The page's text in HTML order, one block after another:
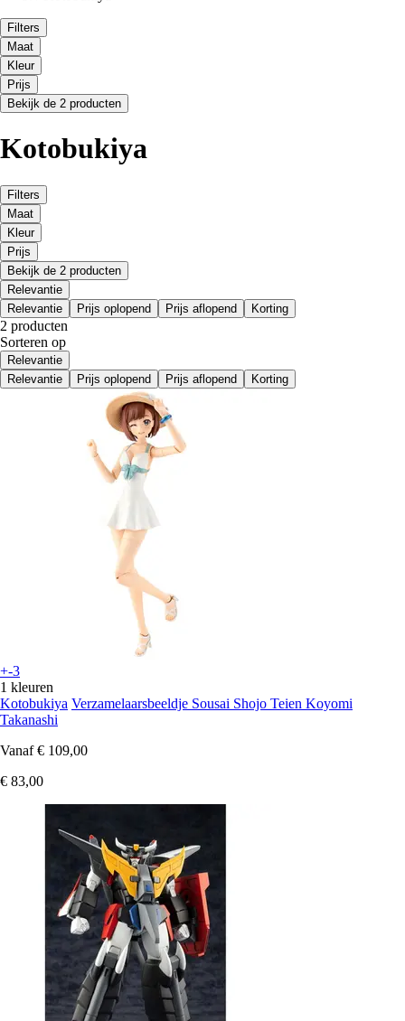
Filters
Maat
Kleur
Prijs
Bekijk de 2 producten
Kotobukiya
Filters
Maat
Kleur
Prijs
Bekijk de 2 producten
Relevantie
Relevantie
Prijs oplopend Prijs aflopend Korting
2 producten
Sorteren op
Relevantie
Relevantie
Prijs oplopend Prijs aflopend Korting
+-3
1 kleuren
Kotobukiya Verzamelaarsbeeldje Sousai Shojo Teien Koyomi
Takanashi
Vanaf € 109,00
€ 83,00